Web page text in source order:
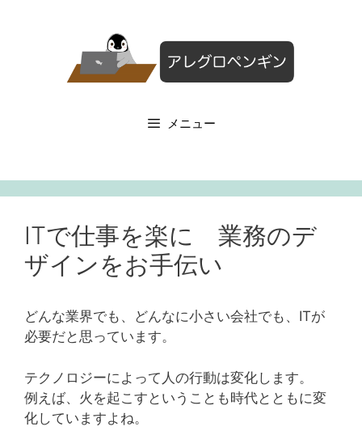
メニュー
ITで仕事を楽に 業務のデ
ザインをお手伝い
どんな業界でも、どんなに小さい会社でも、ITが
必要だと思っています。
テクノロジーによって人の行動は変化します。
例えば、火を起こすということも時代とともに変
化していますよね。